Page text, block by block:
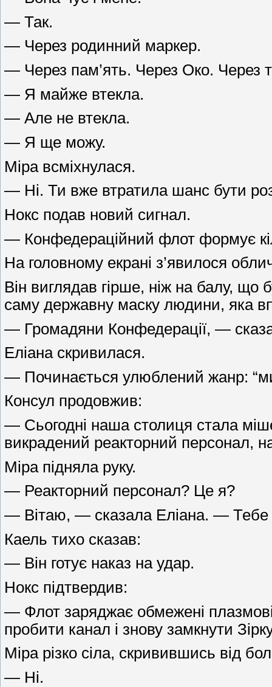
— Так.
— Через родинний маркер.
— Через пам’ять. Через Око. Через
— Я майже втекла.
— Але не втекла.
— Я ще можу.
Міра всміхнулася.
— Ні. Ти вже втратила шанс бути
Нокс подав новий сигнал.
— Конфедераційний флот формує
На головному екрані з’явилося
Він виглядав гірше, ніж на балу,
саму державну маску людини, яка
— Громадяни Конфедерації, —
Еліана скривилася.
— Починається улюблений жанр:
Консул продовжив:
— Сьогодні наша столиця стала
викрадений реакторний персонал,
Міра підняла руку.
— Реакторний персонал? Це я?
— Вітаю, — сказала Еліана. — Тебе
Каель тихо сказав:
— Він готує наказ на удар.
Нокс підтвердив:
— Флот заряджає обмежені
пробити канал і знову замкнути
Міра різко сіла, скривившись від
— Ні.